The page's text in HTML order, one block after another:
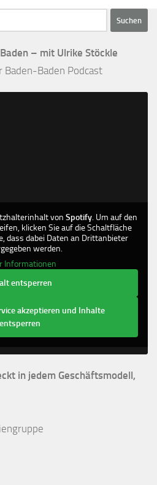
– mit Ulrike Stöckle
Baden Podcast
von Spotify. Um auf den
klicken Sie auf die Schaltfläche
dass dabei Daten an Drittanbieter
werden.
Informationen
entsperren
akzeptieren und Inhalte
entsperren
in jedem Geschäftsmodell,